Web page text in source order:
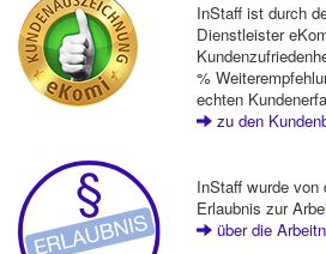
InStaff ist durch
Dienstleister
%
echten
zu den
InStaff wurde von
Erlaubnis zur
über die